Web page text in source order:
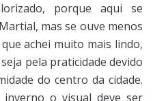
porque aqui se
mas se ouve menos
achei muito mais lindo,
pela praticidade devido
do centro da cidade.
o visual deve ser